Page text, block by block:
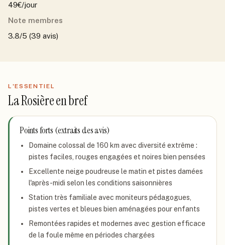
49€/jour
Note membres
3.8/5 (39 avis)
L'ESSENTIEL
La Rosièreen bref
Points forts (extraits des avis)
Domaine colossal de 160 km avec diversité extrême :
pistes faciles, rouges engagées et noires bien pensées
Excellente neige poudreuse le matin et pistes damées
l'après-midi selon les conditions saisonnières
Station très familiale avec moniteurs pédagogues,
pistes vertes et bleues bien aménagées pour enfants
Remontées rapides et modernes avec gestion efficace
de la foule même en périodes chargées